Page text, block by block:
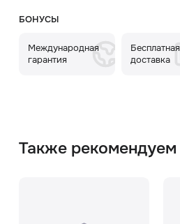
БОНУСЫ
Международная
гарантия
Бесплатная
доставка
Также рекомендуем